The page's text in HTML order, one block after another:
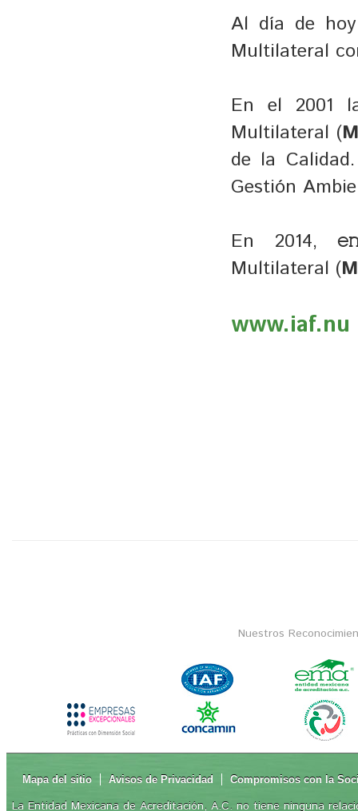
Al día de
Multilateral
En el 2001
Multilateral (
de la
Gestión
En 2014,
Multilateral (
www.iaf.nu
Nuestros
Mapa del sitio Avisos de Privacidad Compromisos con la
La Entidad Mexicana de Acreditación, A.C. no tiene ninguna